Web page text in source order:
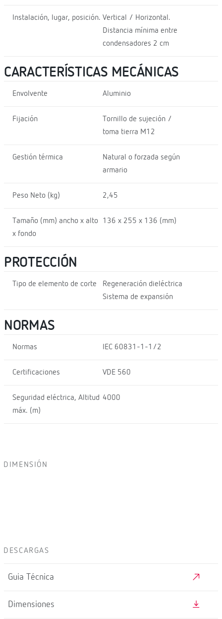
Instalación, lugar, posición. Vertical / Horizontal.
Distancia mínima entre
condensadores 2 cm
CARACTERÍSTICAS MECÁNICAS
Envolvente Aluminio
Fijación
Tornillo de sujeción /
toma tierra M12
Gestión térmica
Natural o forzada según
armario
Peso Neto (kg) 2,45
Tamaño (mm) ancho x alto
x fondo
136 x 255 x 136 (mm)
PROTECCIÓN
Tipo de elemento de corte
Regeneración dieléctrica
Sistema de expansión
NORMAS
Normas IEC 60831-1-1/2
Certificaciones VDE 560
Seguridad eléctrica, Altitud
máx. (m)
4000
DIMENSIÓN
DESCARGAS
Guia Técnica
Dimensiones